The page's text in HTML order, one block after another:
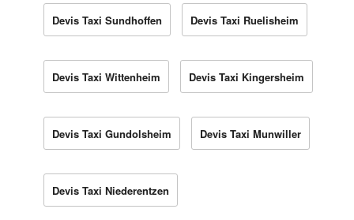
Devis Taxi Sundhoffen Devis Taxi Ruelisheim
Devis Taxi Wittenheim Devis Taxi Kingersheim
Devis Taxi Gundolsheim Devis Taxi Munwiller
Devis Taxi Niederentzen